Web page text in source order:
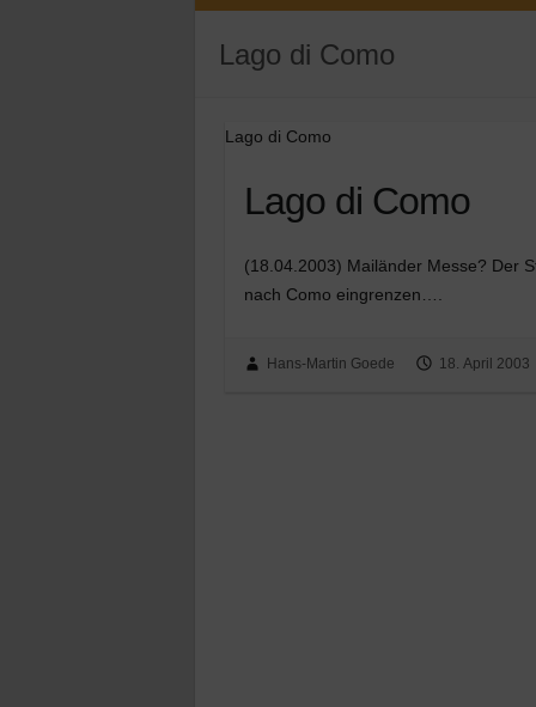
Lago di Como
Lago di Como
Lago di Como
(18.04.2003) Mailänder Messe? Der
nach Como eingrenzen….
Hans-Martin Goede 18. April 2003